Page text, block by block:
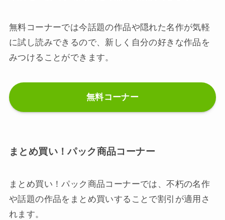
無料コーナーでは今話題の作品や隠れた名作が気軽
に試し読みできるので、新しく自分の好きな作品を
みつけることができます。
無料コーナー
まとめ買い！パック商品コーナー
まとめ買い！パック商品コーナーでは、不朽の名作
や話題の作品をまとめ買いすることで割引が適用さ
れます。